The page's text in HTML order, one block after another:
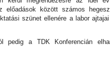
előadások között számos
szünet ellenére a labor ajtajai
pedig a TDK Konferencián